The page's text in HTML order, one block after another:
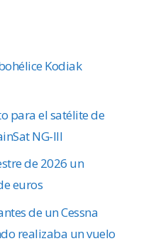
Kodiak
para el satélite de
NG-III
de 2026 un
euros
de un Cessna
realizaba un vuelo